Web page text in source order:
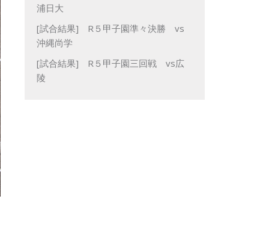
浦日大
[試合結果] R５甲子園準々決勝 vs
沖縄尚学
[試合結果] R５甲子園三回戦 vs広
陵